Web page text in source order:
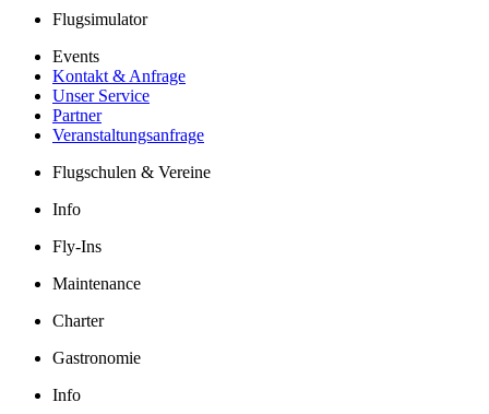
Rundflüge
Fallschirmsprung
Flugsimulator
Events
Kontakt & Anfrage
Unser Service
Partner
Veranstaltungsanfrage
Flugschulen & Vereine
Info
Fly-Ins
Maintenance
Charter